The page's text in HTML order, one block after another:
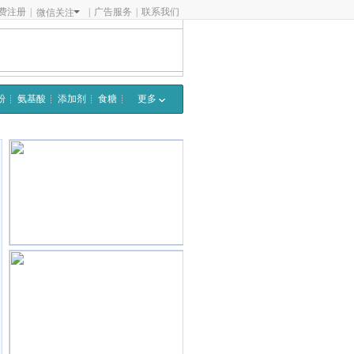
注册 微信关注 广告服务 联系我们
氨基酸 添加剂 食糖 更多